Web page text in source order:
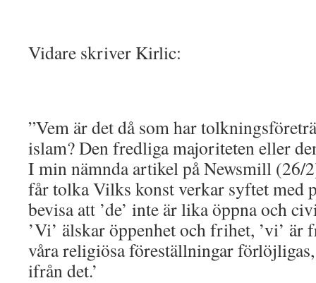
Vidare skriver Kirlic:
”Vem är det då som har
islam? Den fredliga majoriteten eller
I min nämnda artikel på Newsmill (26/
får tolka Vilks konst verkar syftet med
bevisa att ’de’ inte är lika öppna och
’Vi’ älskar öppenhet och frihet, ’vi’ är
våra religiösa föreställningar förlöjligas,
ifrån det.’